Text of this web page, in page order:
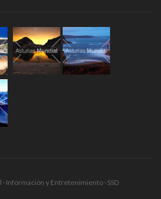
Información y Entretenimiento · SSD